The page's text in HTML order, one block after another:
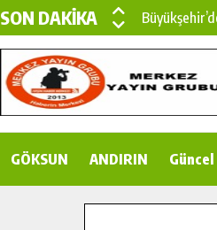
SON DAKİKA
Çin’den
Gençler
GÖKSUN ANDIRIN Güncel